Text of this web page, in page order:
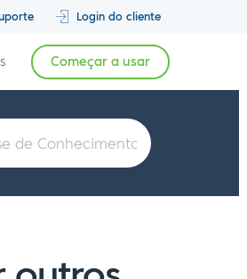
Login do cliente
Começar a usar